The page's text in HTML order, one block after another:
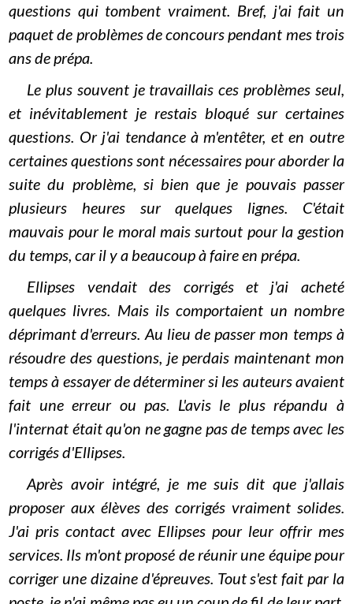
questions qui tombent vraiment. Bref, j'ai fait un
paquet de problèmes de concours pendant mes trois
ans de prépa.
Le plus souvent je travaillais ces problèmes seul,
et inévitablement je restais bloqué sur certaines
questions. Or j'ai tendance à m'entêter, et en outre
certaines questions sont nécessaires pour aborder la
suite du problème, si bien que je pouvais passer
plusieurs heures sur quelques lignes. C'était
mauvais pour le moral mais surtout pour la gestion
du temps, car il y a beaucoup à faire en prépa.
Ellipses vendait des corrigés et j'ai acheté
quelques livres. Mais ils comportaient un nombre
déprimant d'erreurs. Au lieu de passer mon temps à
résoudre des questions, je perdais maintenant mon
temps à essayer de déterminer si les auteurs avaient
fait une erreur ou pas. L'avis le plus répandu à
l'internat était qu'on ne gagne pas de temps avec les
corrigés d'Ellipses.
Après avoir intégré, je me suis dit que j'allais
proposer aux élèves des corrigés vraiment solides.
J'ai pris contact avec Ellipses pour leur offrir mes
services. Ils m'ont proposé de réunir une équipe pour
corriger une dizaine d'épreuves. Tout s'est fait par la